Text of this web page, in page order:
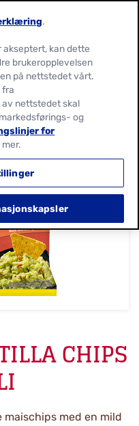
CHIPS
maischips med en mild
.
akseptert, kan dette
brukeropplevelsen
på nettstedet vårt.
fra
av nettstedet skal
og
for